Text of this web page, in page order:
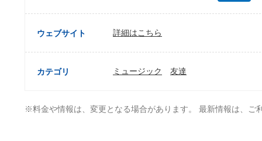
ウェブサイト 詳細はこちら
カテゴリ ミュージック 友達
※料金や情報は、変更となる場合があります。 最新情報は、ご